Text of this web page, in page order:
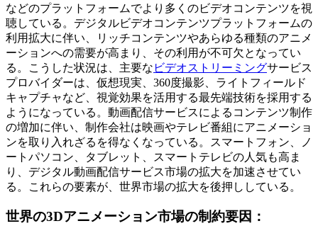
などのプラットフォームでより多くのビデオコンテンツを視
聴している。デジタルビデオコンテンツプラットフォームの
利用拡大に伴い、リッチコンテンツやあらゆる種類のアニメ
ーションへの需要が高まり、その利用が不可欠となってい
る。こうした状況は、主要な ビデオストリーミングサービス
プロバイダーは、仮想現実、360度撮影、ライトフィールド
キャプチャなど、視覚効果を活用する最先端技術を採用する
ようになっている。動画配信サービスによるコンテンツ制作
の増加に伴い、制作会社は映画やテレビ番組にアニメーショ
ンを取り入れざるを得なくなっている。スマートフォン、ノ
ートパソコン、タブレット、スマートテレビの人気も高ま
り、デジタル動画配信サービス市場の拡大を加速させてい
る。これらの要素が、世界市場の拡大を後押ししている。
世界の3Dアニメーション市場の制約要因：